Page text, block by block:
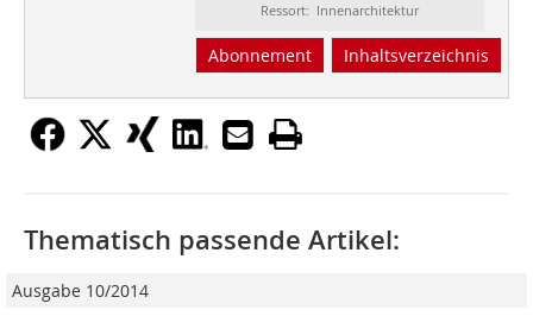
Ressort: Innenarchitektur
Abonnement Inhaltsverzeichnis
Thematisch passende Artikel:
Ausgabe 10/2014